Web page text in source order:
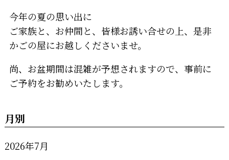
今年の夏の思い出に
ご家族と、お仲間と、皆様お誘い合せの上、是非
かごの屋にお越しくださいませ。
尚、お盆期間は混雑が予想されますので、事前に
ご予約をお勧めいたします。
月別
2026年7月